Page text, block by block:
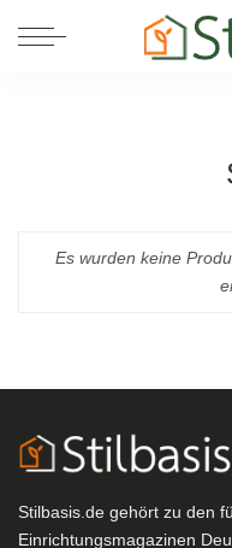
Es wurden keine
Stilbasis.de gehört zu den
Einrichtungsmagazinen